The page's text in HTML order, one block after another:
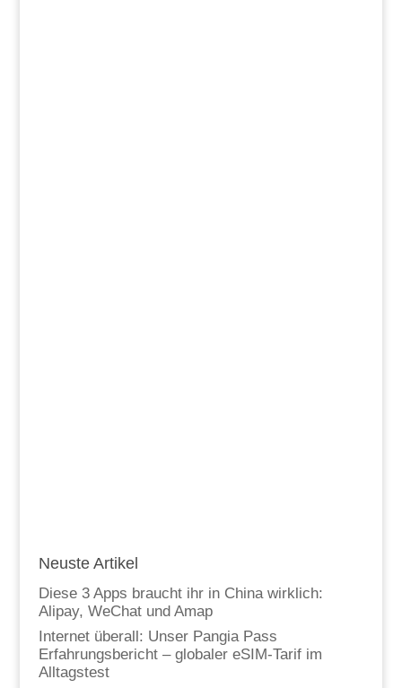
Neuste Artikel
Diese 3 Apps braucht ihr in China wirklich:
Alipay, WeChat und Amap
Internet überall: Unser Pangia Pass
Erfahrungsbericht – globaler eSIM-Tarif im
Alltagstest